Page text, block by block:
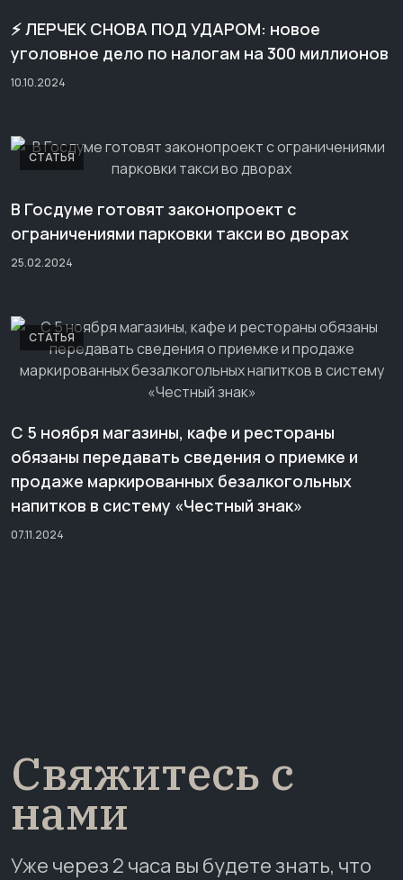
⚡️ ЛЕРЧЕК СНОВА ПОД УДАРОМ: новое
уголовное дело по налогам на 300 миллионов
10.10.2024
СТАТЬЯ
В Госдуме готовят законопроект с
ограничениями парковки такси во дворах
25.02.2024
СТАТЬЯ
С 5 ноября магазины, кафе и рестораны
обязаны передавать сведения о приемке и
продаже маркированных безалкогольных
напитков в систему «Честный знак»
07.11.2024
Свяжитесь с
нами
Уже через 2 часа вы будете знать, что